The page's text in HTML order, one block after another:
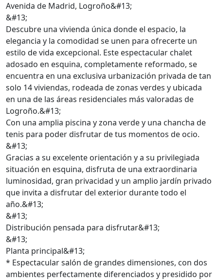
Avenida de Madrid, Logroño&#13;
&#13;
Descubre una vivienda única donde el espacio, la
elegancia y la comodidad se unen para ofrecerte un
estilo de vida excepcional. Este espectacular chalet
adosado en esquina, completamente reformado, se
encuentra en una exclusiva urbanización privada de tan
solo 14 viviendas, rodeada de zonas verdes y ubicada
en una de las áreas residenciales más valoradas de
Logroño.&#13;
Con una amplia piscina y zona verde y una chancha de
tenis para poder disfrutar de tus momentos de ocio.
&#13;
Gracias a su excelente orientación y a su privilegiada
situación en esquina, disfruta de una extraordinaria
luminosidad, gran privacidad y un amplio jardín privado
que invita a disfrutar del exterior durante todo el
año.&#13;
&#13;
Distribución pensada para disfrutar&#13;
&#13;
Planta principal&#13;
* Espectacular salón de grandes dimensiones, con dos
ambientes perfectamente diferenciados y presidido por